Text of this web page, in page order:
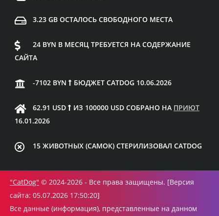
3.23 GB ОСТАЛОСЬ СВОБОДНОГО МЕСТА
24 BYN В МЕСЯЦ ТРЕБУЕТСЯ НА СОДЕРЖАНИЕ
САЙТА
-7102 BYN БЮДЖЕТ CATDOG 10.06.2026
62.91 USD ИЗ 100000 USD СОБРАНО НА ПРИЮТ
16.01.2026
15 ЖИВОТНЫХ (САМОК) СТЕРИЛИЗОВАЛ CATDOG
"CatDog" © 2024-2026 - Все права защищены. [Версия
сайта: 05.07.2026 17:50:20]
Все данные (информация), представленные на данном